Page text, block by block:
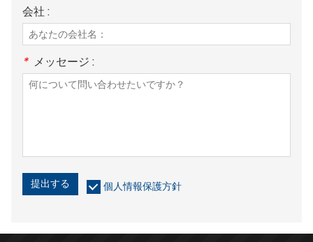
会社 :
* メッセージ :
提出する 個人情報保護方針